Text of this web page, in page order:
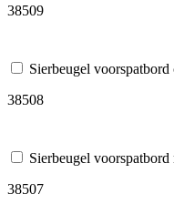
38509
Sierbeugel
38508
Sierbeugel
38507